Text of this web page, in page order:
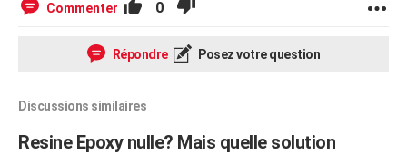
Commenter 0
Répondre Posez votre question
Discussions similaires
Resine Epoxy nulle? Mais quelle solution